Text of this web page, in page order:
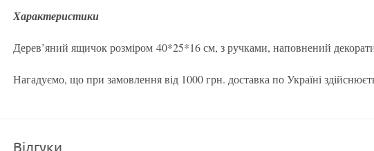
Характеристики
Дерев’яний ящичок розміром 40*25*16 см, з ручками, наповнений
Нагадуємо, що при замовлення від 1000 грн. доставка по Україні
Відгуки